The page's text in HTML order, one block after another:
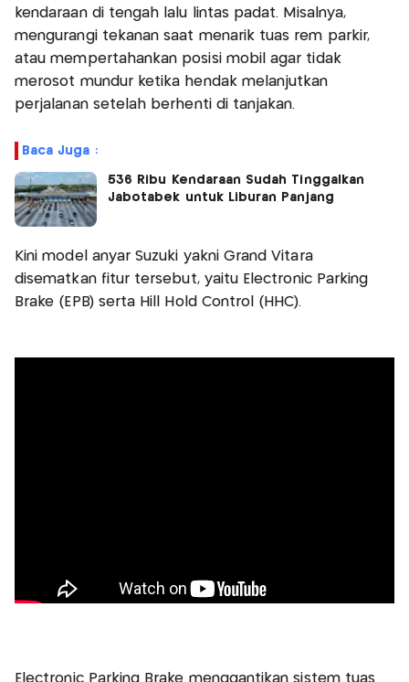
kendaraan di tengah lalu lintas padat. Misalnya,
mengurangi tekanan saat menarik tuas rem parkir,
atau mempertahankan posisi mobil agar tidak
merosot mundur ketika hendak melanjutkan
perjalanan setelah berhenti di tanjakan.
Baca Juga :
536 Ribu Kendaraan Sudah Tinggalkan
Jabotabek untuk Liburan Panjang
Kini model anyar Suzuki yakni Grand Vitara
disematkan fitur tersebut, yaitu Electronic Parking
Brake (EPB) serta Hill Hold Control (HHC).
Electronic Parking Brake menggantikan sistem tuas